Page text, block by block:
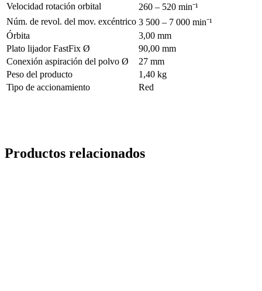
Velocidad rotación orbital
260 – 520 min⁻¹
Núm. de revol. del mov. excéntrico 3 500 – 7 000 min⁻¹
Órbita
3,00 mm
Plato lijador FastFix Ø
90,00 mm
Conexión aspiración del polvo Ø
27 mm
Peso del producto
1,40 kg
Tipo de accionamiento
Red
Productos relacionados